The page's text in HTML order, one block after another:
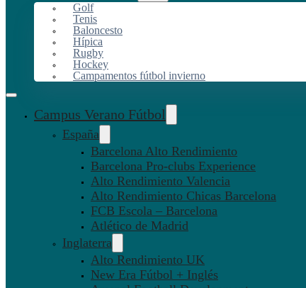
Golf
Tenis
Baloncesto
Hípica
Rugby
Hockey
Campamentos fútbol invierno
Campus Verano Fútbol
España
Barcelona Alto Rendimiento
Barcelona Pro-clubs Experience
Alto Rendimiento Valencia
Alto Rendimiento Chicas Barcelona
FCB Escola – Barcelona
Atlético de Madrid
Inglaterra
Alto Rendimiento UK
New Era Fútbol + Inglés